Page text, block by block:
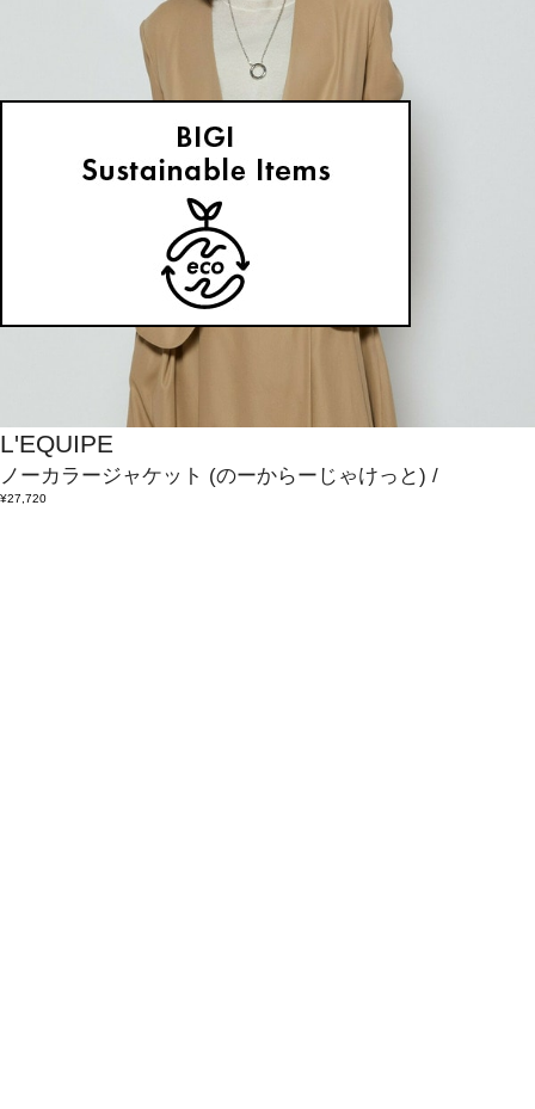
L'EQUIPE
ノーカラージャケット (のーからーじゃけっと) /
¥27,720